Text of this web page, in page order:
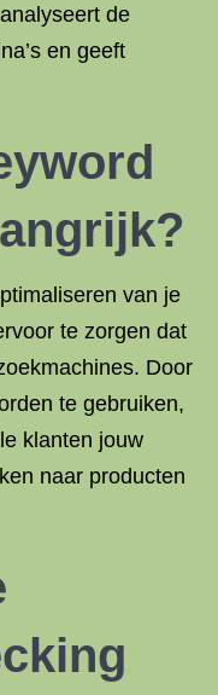
de
en geeft
van je
te zorgen dat
Door
te gebruiken,
klanten jouw
naar producten